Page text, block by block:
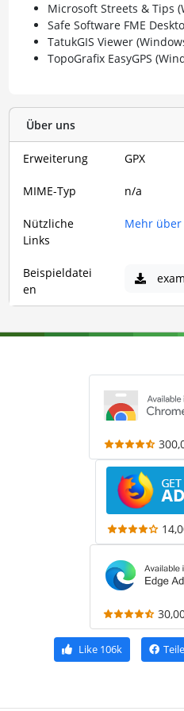
Microsoft Streets & Tips
Safe Software FME
TatukGIS Viewer
TopoGrafix EasyGPS
Über uns
Erweiterung GPX
MIME-Typ n/a
Nützliche
Links
Mehr über
Beispieldatei
en
Like 106k